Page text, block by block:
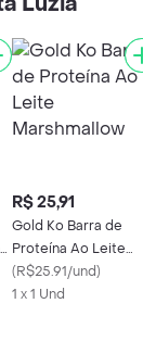
R$ 25,91
Gold Ko Barra de
Proteína Ao Leite
Marshmallow
(R$25.91/und)
1 x 1 Und